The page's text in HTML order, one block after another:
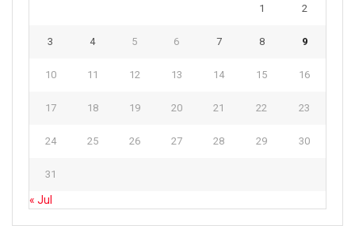
1 2
3 4 5 6 7 8 9
10 11 12 13 14 15 16
17 18 19 20 21 22 23
24 25 26 27 28 29 30
31
« Jul